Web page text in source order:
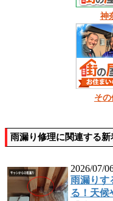
神
そ
雨漏り修理に関連する新
2026/07/
雨漏りす
る！天候